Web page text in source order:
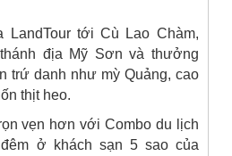
LandTour tới Cù Lao Chàm,
địa Mỹ Sơn và thưởng
trứ danh như mỳ Quảng, cao
thịt heo.
vẹn hơn với Combo du lịch
ở khách sạn 5 sao của